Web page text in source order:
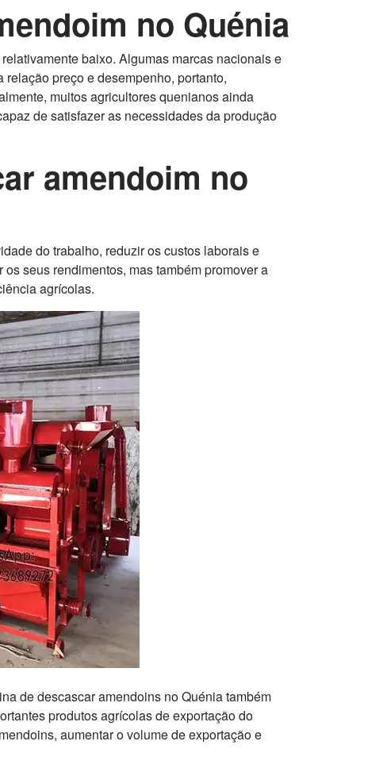
no Quénia
baixo. Algumas marcas nacionais e
preço e desempenho, portanto,
muitos agricultores quenianos ainda
de satisfazer as necessidades da produção
amendoim no
do trabalho, reduzir os custos laborais e
seus rendimentos, mas também promover a
agrícolas.
de descascar amendoins no Quénia também
produtos agrícolas de exportação do
aumentar o volume de exportação e